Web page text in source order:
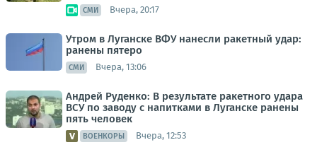
СМИ Вчера, 20:17
Утром в Луганске ВФУ нанесли ракетный удар:
ранены пятеро
СМИ Вчера, 13:06
Андрей Руденко: В результате ракетного удара
ВСУ по заводу с напитками в Луганске ранены
пять человек
ВОЕНКОРЫ Вчера, 12:53